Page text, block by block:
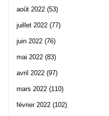
août 2022 (53)
juillet 2022 (77)
juin 2022 (76)
mai 2022 (83)
avril 2022 (97)
mars 2022 (110)
février 2022 (102)